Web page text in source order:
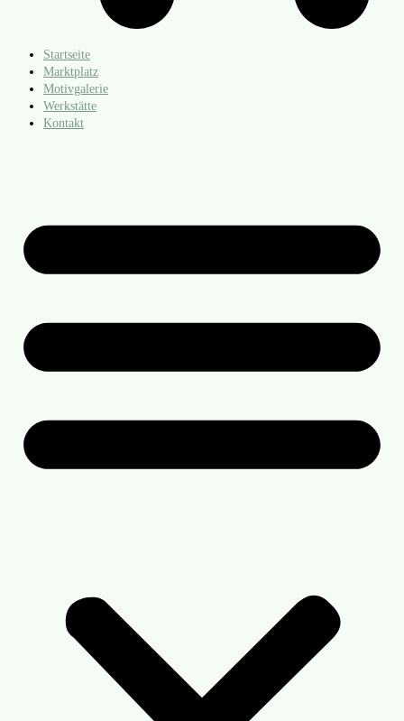
Startseite
Marktplatz
Motivgalerie
Werkstätte
Kontakt